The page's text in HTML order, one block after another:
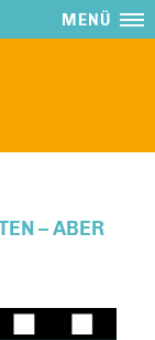
MENÜ
– ABER